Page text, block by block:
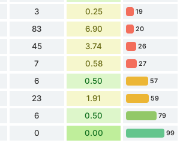
3 0.25 19
83 6.90 20
45 3.74 26
7 0.58 27
6 0.50 57
23 1.91 59
6 0.50 79
0 0.00 99